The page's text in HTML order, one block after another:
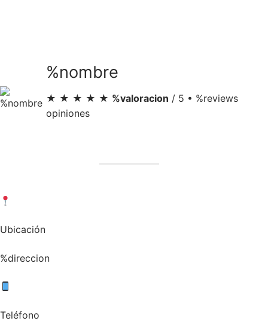
%nombre
★ ★ ★ ★ ★ %valoracion / 5 • %reviews
opiniones
Ubicación
%direccion
Teléfono